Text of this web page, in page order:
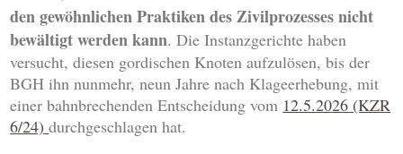
den gewöhnlichen Praktiken des Zivilprozesses nicht
bewältigt werden kann. Die Instanzgerichte haben
versucht, diesen gordischen Knoten aufzulösen, bis der
BGH ihn nunmehr, neun Jahre nach Klageerhebung, mit
einer bahnbrechenden Entscheidung vom 12.5.2026 (KZR
6/24)durchgeschlagen hat.